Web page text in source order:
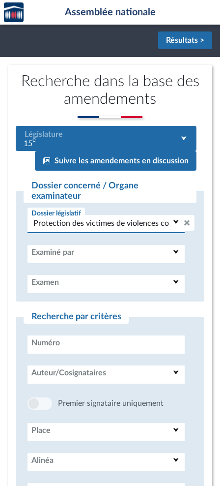
Aller au contenu
Aller en bas de la page
Accèder
à la
page
Assemblée nationale
Résultats >
Recherche dans la base des
amendements
Législature
15e
Suivre les amendements en discussion
Dossier concerné / Organe
examinateur
Dossier législatif
Examiné par
Examen
Recherche par critères
Numéro
Auteur/Cosignataires
Premier signataire uniquement
Place
Alinéa